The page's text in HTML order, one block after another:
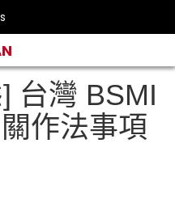
台灣 BSMI
作法事項